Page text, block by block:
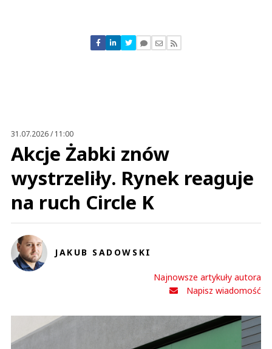
Nie znaleziono komentarzy
Zostaw swoje komentarze
31.07.2026 / 11:00
Akcje Żabki znów
wystrzeliły. Rynek reaguje
na ruch Circle K
JAKUB SADOWSKI
Najnowsze artykuły autora
Napisz wiadomość